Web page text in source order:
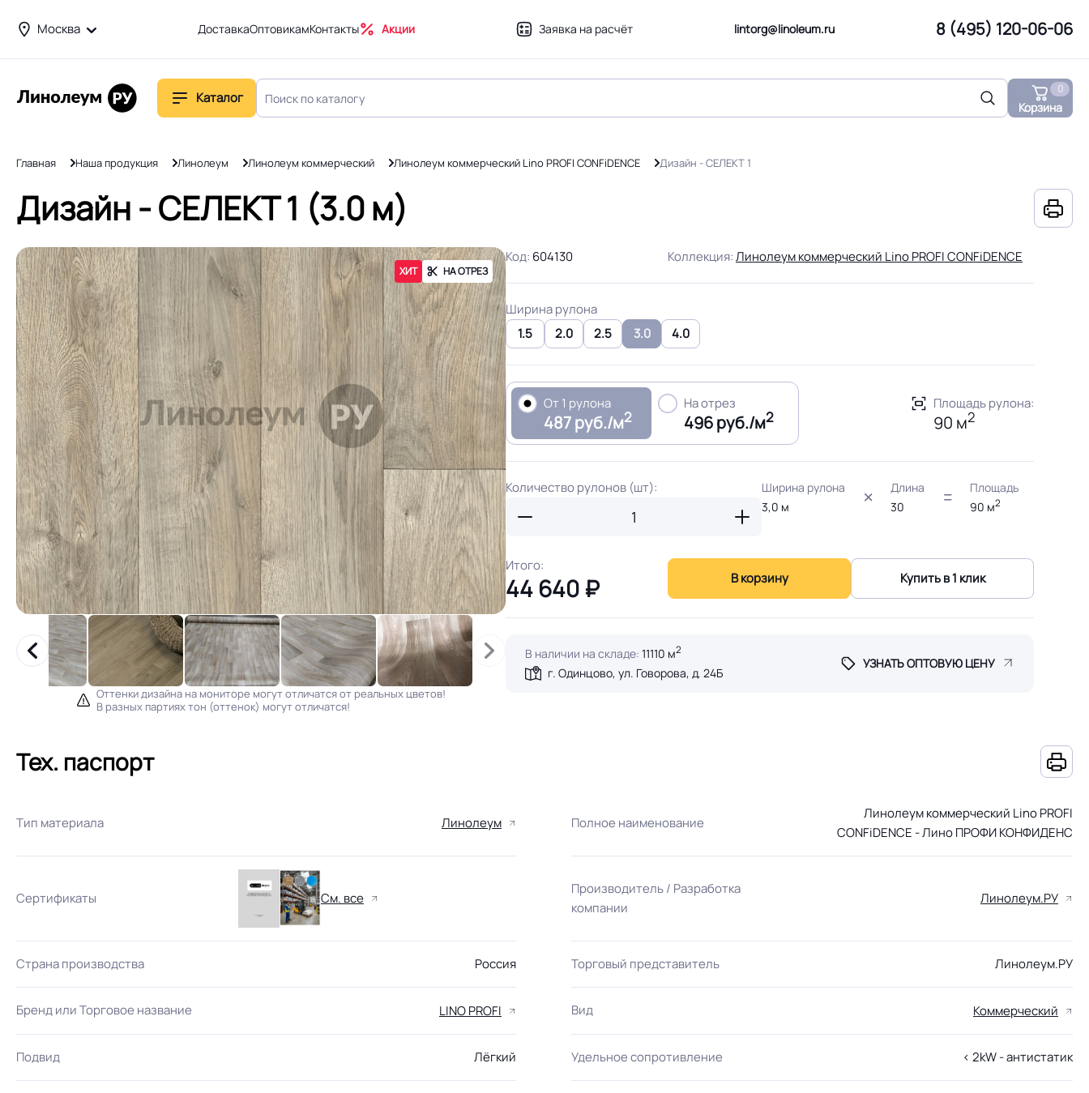
Москва ДоставкаОптовикамКонтакты Акции Заявка на расчёт lintorg@linoleum.ru 8 (495) 120-06-06
Каталог
Корзина
0
Главная Наша продукция Линолеум Линолеум коммерческий Линолеум коммерческий Lino PROFI CONFiDENCE Дизайн - СЕЛЕКТ 1
Дизайн - СЕЛЕКТ 1 (3.0 м)
ХИТ НА ОТРЕЗ
Оттенки дизайна на мониторе могут отличатся от реальных цветов!
В разных партиях тон (оттенок) могут отличатся!
Код: 604130 Коллекция:Линолеум коммерческий Lino PROFI CONFiDENCE
Ширина рулона
1.5
2.0 2.5 3.0 4.0
От 1 рулона
487 руб./м2
На отрез
496 руб./м2
Площадь рулона:
90 м2
Количество рулонов (шт):
Ширина рулона
3,0 м
Длина
30
Площадь
90 м2
Итого:
44 640 ₽ В корзину Купить в 1 клик
В наличии на складе: 11110 м2
г. Одинцово, ул. Говорова, д. 24Б
УЗНАТЬ ОПТОВУЮ ЦЕНУ
Тех. паспорт
Тип материала Линолеум Полное наименование
Линолеум коммерческий Lino PROFI
CONFiDENCE - Лино ПРОФИ КОНФИДЕНС
Сертификаты См. все
Производитель / Разработка
компании
Линолеум.РУ
Страна производства Россия Торговый представитель Линолеум.РУ
Бренд или Торговое название LINO PROFI Вид Коммерческий
Подвид Лёгкий Удельное сопротивление < 2kW - антистатик